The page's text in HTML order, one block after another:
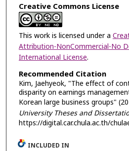
Creative Commons License
This work is licensed under a
Attribution-NonCommercial-No
International License.
Recommended Citation
Kim, Jaehyeok, "The effect of
disparity on earnings
Korean large business groups"
University Theses and
https://digital.car.chula.ac.th/
INCLUDED IN